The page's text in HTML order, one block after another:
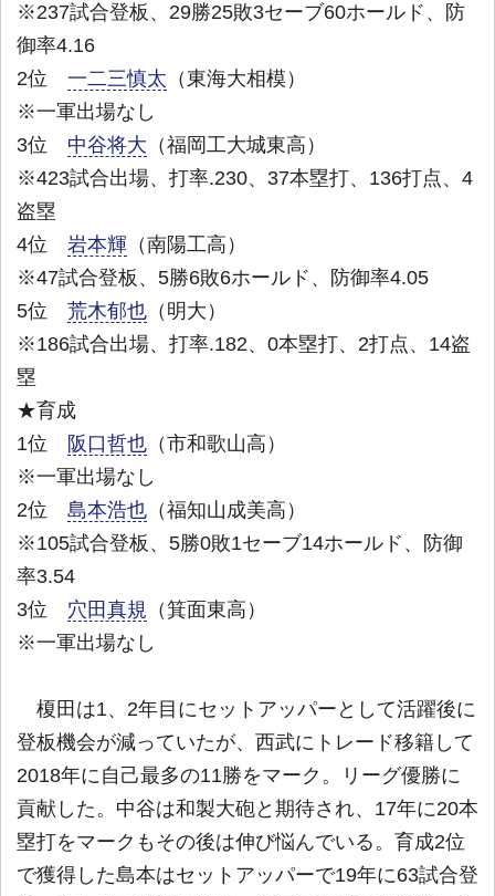
※237試合登板、29勝25敗3セーブ60ホールド、防
御率4.16
2位 一二三慎太 （東海大相模）
※一軍出場なし
3位 中谷将大 （福岡工大城東高）
※423試合出場、打率.230、37本塁打、136打点、4
盗塁
4位 岩本輝 （南陽工高）
※47試合登板、5勝6敗6ホールド、防御率4.05
5位 荒木郁也 （明大）
※186試合出場、打率.182、0本塁打、2打点、14盗
塁
★育成
1位
阪口哲也 （市和歌山高）
※一軍出場なし
2位 島本浩也 （福知山成美高）
※105試合登板、5勝0敗1セーブ14ホールド、防御
率3.54
3位 穴田真規 （箕面東高）
※一軍出場なし
榎田は1、2年目にセットアッパーとして活躍後に
登板機会が減っていたが、西武にトレード移籍して
2018年に自己最多の11勝をマーク。リーグ優勝に
貢献した。中谷は和製大砲と期待され、17年に20本
塁打をマークもその後は伸び悩んでいる。育成2位
で獲得した島本はセットアッパーで19年に63試合登